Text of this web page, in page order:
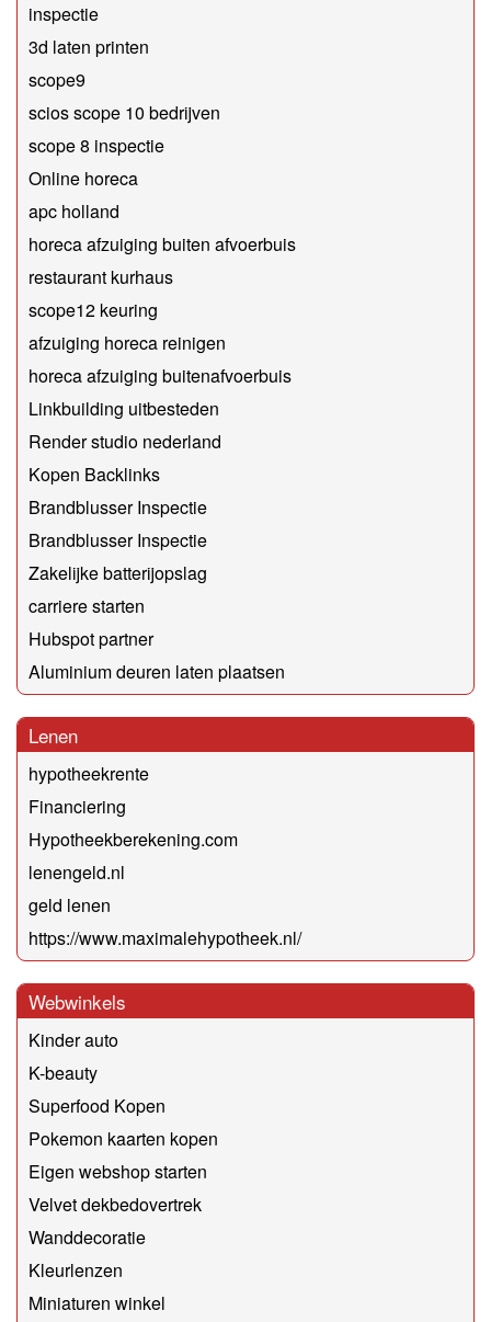
inspectie
3d laten printen
scope9
scios scope 10 bedrijven
scope 8 inspectie
Online horeca
apc holland
horeca afzuiging buiten afvoerbuis
restaurant kurhaus
scope12 keuring
afzuiging horeca reinigen
horeca afzuiging buitenafvoerbuis
Linkbuilding uitbesteden
Render studio nederland
Kopen Backlinks
Brandblusser Inspectie
Brandblusser Inspectie
Zakelijke batterijopslag
carriere starten
Hubspot partner
Aluminium deuren laten plaatsen
Lenen
hypotheekrente
Financiering
Hypotheekberekening.com
lenengeld.nl
geld lenen
https://www.maximalehypotheek.nl/
Webwinkels
Kinder auto
K-beauty
Superfood Kopen
Pokemon kaarten kopen
Eigen webshop starten
Velvet dekbedovertrek
Wanddecoratie
Kleurlenzen
Miniaturen winkel